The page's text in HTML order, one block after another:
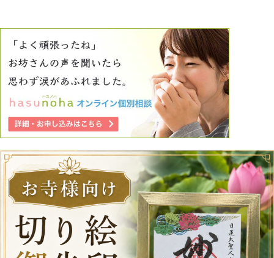
何も関係はありませんし、私は子供達を幸せにしていく事だ
けに注力するべきですが、どうしても上記のモヤモヤが晴れ
ず事あるごとに「私は酷い人間だ」と落ち込んだり「私のよ
うな人間が子育てをしていていいのだろうか」と思ってしま
います。 自分を正当化して、また自分が楽になりたいだけ
かもしれません。 往生際が悪く愚かな自分に嫌気が差しま
す。 どんな厳しい言葉でも構いません、どうか今の私の気
持ちを動かす言葉を頂きたいです。